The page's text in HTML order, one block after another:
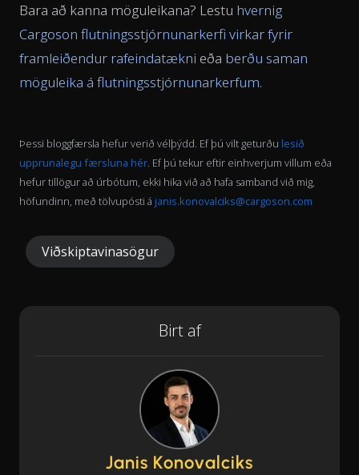
Bara að kanna möguleikana? Lestu hvernig
Cargoson flutningsstjórnunarkerfi virkar fyrir
framleiðendur rafeindatækni eða berðu saman
möguleika á flutningsstjórnunarkerfum.
Þessi bloggfærsla hefur verið vélþýdd. Ef þú vilt geturðu lesið
upprunalegu færsluna hér. Ef þú tekur eftir einhverjum villum eða
hefur tillögur að úrbótum, ekki hika við að hafa samband við mig,
höfundinn, með tölvupósti á janis.konovalciks@cargoson.com
Viðskiptavinasögur
Birt af
Janis Konovalciks